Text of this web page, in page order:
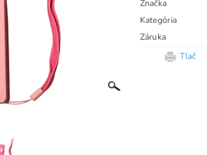
Značka
Kategória
Záruka
Tlač